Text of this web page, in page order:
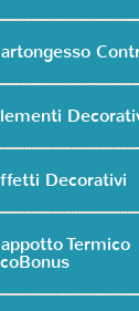
Decorativi
Termico